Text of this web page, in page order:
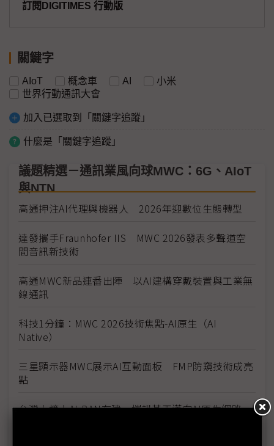
訂閱DIGITIMES 行動版
關鍵字
AIoT 概念車 AI
小米
世界行動通訊大會
加入已選取到「關鍵字追蹤」
什麼是「關鍵字追蹤」
議題精選－通訊業風向球MWC：6G、AIoT
與NTN
高通押注AI代理與機器人 2026年迎數位生態轉型
達發攜手Fraunhofer IIS MWC 2026發表多聲道空
間音訊新技術
高通MWC新品連番出陣 以AI建構穿戴裝置與工業無
線通訊
科技1分鐘：MWC 2026技術焦點-AI原生（AI
Native）
三星顯示器MWC展示AI互動面板 FMP防窺技術成亮
點
台灣大擴大AI-RAN布建 攜諾基亞邁向AI原生網路